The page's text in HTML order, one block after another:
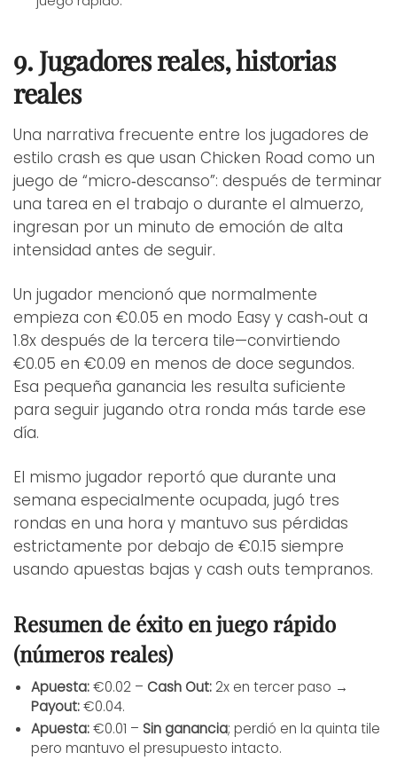
9. Jugadores reales, historias
reales
Una narrativa frecuente entre los jugadores de
estilo crash es que usan Chicken Road como un
juego de “micro‑descanso”: después de terminar
una tarea en el trabajo o durante el almuerzo,
ingresan por un minuto de emoción de alta
intensidad antes de seguir.
Un jugador mencionó que normalmente
empieza con €0.05 en modo Easy y cash‑out a
1.8x después de la tercera tile—convirtiendo
€0.05 en €0.09 en menos de doce segundos.
Esa pequeña ganancia les resulta suficiente
para seguir jugando otra ronda más tarde ese
día.
El mismo jugador reportó que durante una
semana especialmente ocupada, jugó tres
rondas en una hora y mantuvo sus pérdidas
estrictamente por debajo de €0.15 siempre
usando apuestas bajas y cash outs tempranos.
Resumen de éxito en juego rápido
(números reales)
Apuesta:€0.02 – Cash Out: 2x en tercer paso →
Payout:€0.04.
Apuesta:€0.01 – Sin ganancia; perdió en la quinta tile
pero mantuvo el presupuesto intacto.